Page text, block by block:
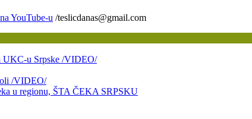
/teslicdanas@gmail.com
UKC-u Srpske /VIDEO/
/VIDEO/
u regionu, ŠTA ČEKA SRPSKU